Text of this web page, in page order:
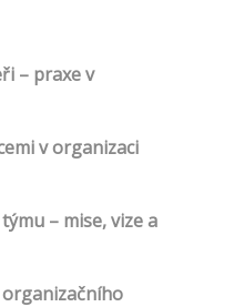
– praxe v
v organizaci
– mise, vize a